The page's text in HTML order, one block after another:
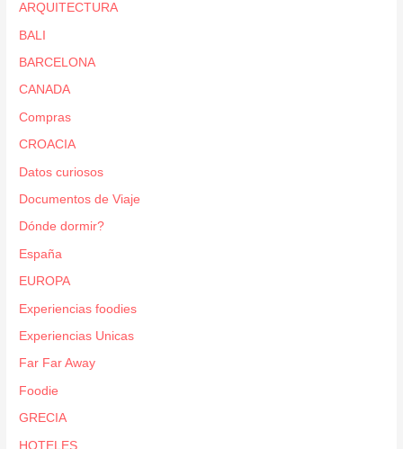
ARQUITECTURA
BALI
BARCELONA
CANADA
Compras
CROACIA
Datos curiosos
Documentos de Viaje
Dónde dormir?
España
EUROPA
Experiencias foodies
Experiencias Unicas
Far Far Away
Foodie
GRECIA
HOTELES